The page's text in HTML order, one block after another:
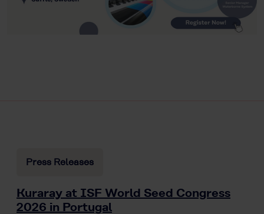
Press Releases
Kuraray at ISF World Seed Congress
2026 in Portugal